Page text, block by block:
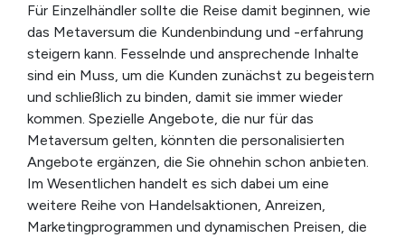
Für Einzelhändler sollte die Reise damit beginnen, wie
das Metaversum die Kundenbindung und -erfahrung
steigern kann. Fesselnde und ansprechende Inhalte
sind ein Muss, um die Kunden zunächst zu begeistern
und schließlich zu binden, damit sie immer wieder
kommen. Spezielle Angebote, die nur für das
Metaversum gelten, könnten die personalisierten
Angebote ergänzen, die Sie ohnehin schon anbieten.
Im Wesentlichen handelt es sich dabei um eine
weitere Reihe von Handelsaktionen, Anreizen,
Marketingprogrammen und dynamischen Preisen, die